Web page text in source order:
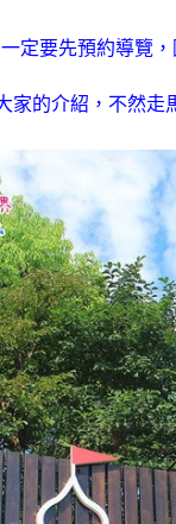
一定要先預約導覽
家的介紹，不然走